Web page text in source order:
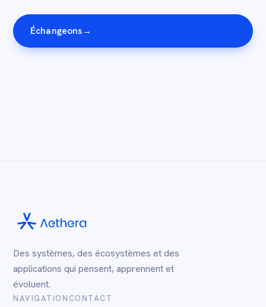
Échangeons →
Des systèmes, des écosystèmes et des
applications qui pensent, apprennent et
évoluent.
NAVIGATIONCONTACT